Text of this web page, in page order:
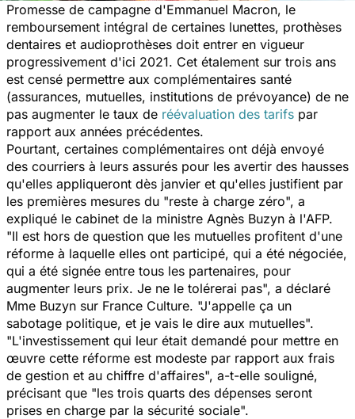
Promesse de campagne d'Emmanuel Macron, le
remboursement intégral de certaines lunettes, prothèses
dentaires et audioprothèses doit entrer en vigueur
progressivement d'ici 2021. Cet étalement sur trois ans
est censé permettre aux complémentaires santé
(assurances, mutuelles, institutions de prévoyance) de ne
pas augmenter le taux de réévaluation des tarifs par
rapport aux années précédentes.
Pourtant, certaines complémentaires ont déjà envoyé
des courriers à leurs assurés pour les avertir des hausses
qu'elles appliqueront dès janvier et qu'elles justifient par
les premières mesures du "reste à charge zéro", a
expliqué le cabinet de la ministre Agnès Buzyn à l'AFP.
"Il est hors de question que les mutuelles profitent d'une
réforme à laquelle elles ont participé, qui a été négociée,
qui a été signée entre tous les partenaires, pour
augmenter leurs prix. Je ne le tolérerai pas", a déclaré
Mme Buzyn sur France Culture. "J'appelle ça un
sabotage politique, et je vais le dire aux mutuelles".
"L'investissement qui leur était demandé pour mettre en
œuvre cette réforme est modeste par rapport aux frais
de gestion et au chiffre d'affaires", a-t-elle souligné,
précisant que "les trois quarts des dépenses seront
prises en charge par la sécurité sociale".